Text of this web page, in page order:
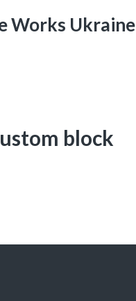
Works Ukraine
block